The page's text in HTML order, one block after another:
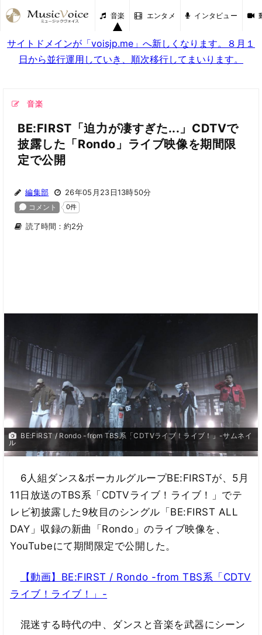
音楽 エンタメ インタビュー
サイトドメインが「voisjp.me」へ新しくなります。８月１
日から並行運用していき、順次移行してまいります。
音楽
BE:FIRST「迫力が凄すぎた...」CDTVで
披露した「Rondo」ライブ映像を期間限
定で公開
編集部 26年05月23日13時50分
読了時間：約2分
BE:FIRST / Rondo -from TBS系「CDTVライブ！ライブ！」-サムネイ
ル
6人組ダンス&ボーカルグループBE:FIRSTが、5月
11日放送のTBS系「CDTVライブ！ライブ！」でテ
レビ初披露した9枚目のシングル「BE:FIRST ALL
DAY」収録の新曲「Rondo」のライブ映像を、
YouTubeにて期間限定で公開した。
【動画】BE:FIRST / Rondo -from TBS系「CDTV
ライブ！ライブ！」-
混迷する時代の中、ダンスと音楽を武器にシーン